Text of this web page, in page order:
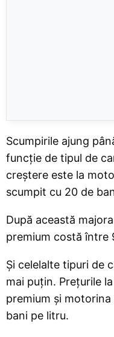
Scumpirile ajung
funcție de tipul de
creștere este la
scumpit cu 20 de
După această
premium costă între
Și celelalte tipuri de
mai puțin. Prețurile
premium și
bani pe litru.